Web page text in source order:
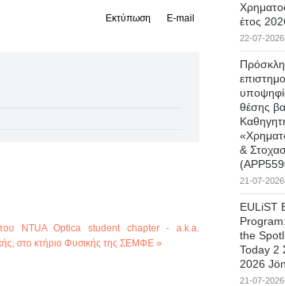
E-mail
Εκτύπωση
του NTUA Optica student chapter - a.k.a.
στο κτήριο Φυσικής της ΣΕΜΦΕ »
έτος
22-07-2026
θέσης
&
21-07-2026
EULiST
the
Today 2
2026
21-07-2026